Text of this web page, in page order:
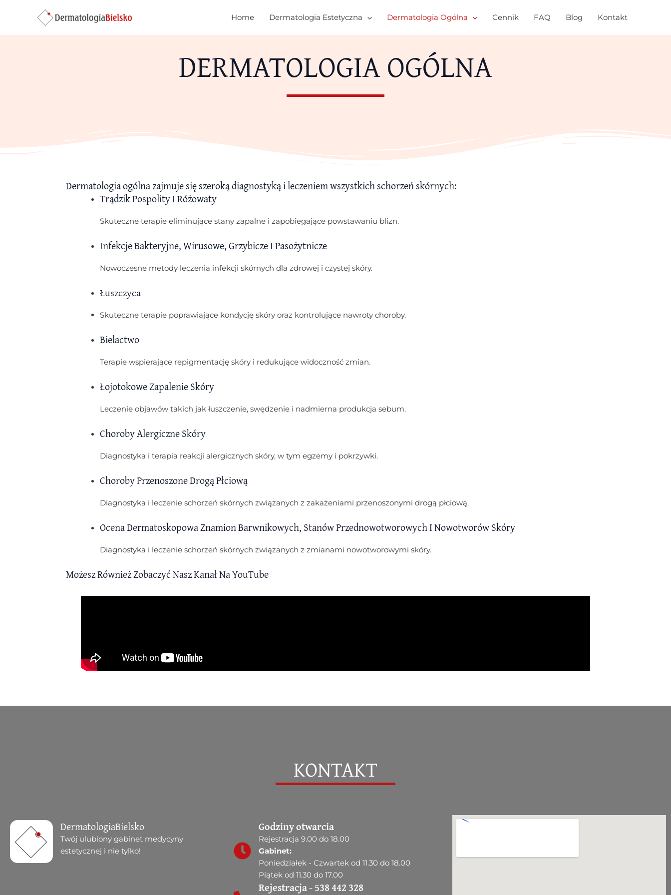
Home Dermatologia Estetyczna Dermatologia Ogólna Cennik FAQ Blog Kontakt
DERMATOLOGIA OGÓLNA
Dermatologia ogólna zajmuje się szeroką diagnostyką i leczeniem wszystkich schorzeń skórnych:
Trądzik Pospolity I Różowaty
Skuteczne terapie eliminujące stany zapalne i zapobiegające powstawaniu blizn.
Infekcje Bakteryjne, Wirusowe, Grzybicze I Pasożytnicze
Nowoczesne metody leczenia infekcji skórnych dla zdrowej i czystej skóry.
Łuszczyca
Skuteczne terapie poprawiające kondycję skóry oraz kontrolujące nawroty choroby.
Bielactwo
Terapie wspierające repigmentację skóry i redukujące widoczność zmian.
Łojotokowe Zapalenie Skóry
Leczenie objawów takich jak łuszczenie, swędzenie i nadmierna produkcja sebum.
Choroby Alergiczne Skóry
Diagnostyka i terapia reakcji alergicznych skóry, w tym egzemy i pokrzywki.
Choroby Przenoszone Drogą Płciową
Diagnostyka i leczenie schorzeń skórnych związanych z zakażeniami przenoszonymi drogą płciową.
Ocena Dermatoskopowa Znamion Barwnikowych, Stanów Przednowotworowych I Nowotworów Skóry
Diagnostyka i leczenie schorzeń skórnych związanych z zmianami nowotworowymi skóry.
Możesz Również Zobaczyć Nasz Kanał Na YouTube
KONTAKT
DermatologiaBielsko
Twój ulubiony gabinet medycyny
estetycznej i nie tylko!
Godziny otwarcia
Rejestracja 9.00 do 18.00
Gabinet:
Poniedziałek - Czwartek od 11.30 do 18.00
Piątek od 11.30 do 17.00
Rejestracja - 538 442 328